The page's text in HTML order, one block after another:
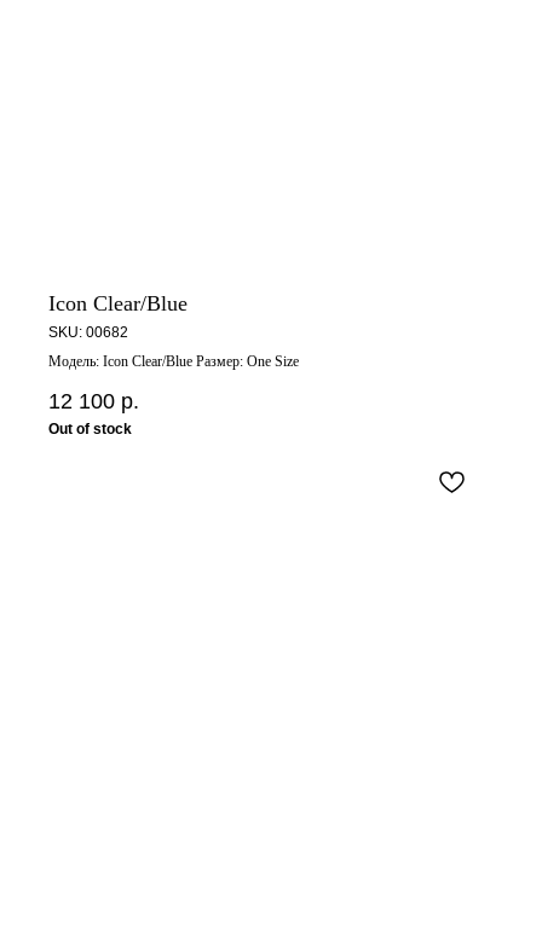
Icon Clear/Blue
SKU: 00682
Модель: Icon Clear/Blue Размер: One Size
12 100 р.
Out of stock